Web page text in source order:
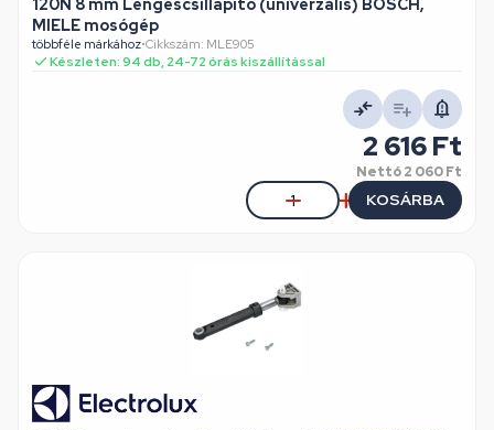
120N 8 mm Lengéscsillapító (univerzális) BOSCH,
MIELE mosógép
többféle márkához•Cikkszám: MLE905
Készleten: 94 db, 24-72 órás kiszállítással
2 616 Ft
Nettó2 060 Ft
KOSÁRBA